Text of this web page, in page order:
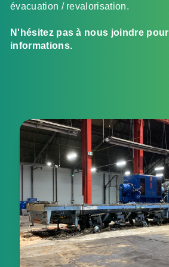
évacuation / revalorisation.
N'hésitez pas à nous joindre
informations.